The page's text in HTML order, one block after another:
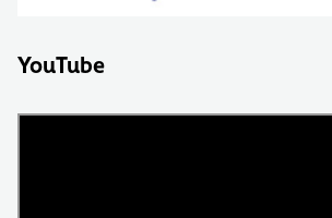
YouTube